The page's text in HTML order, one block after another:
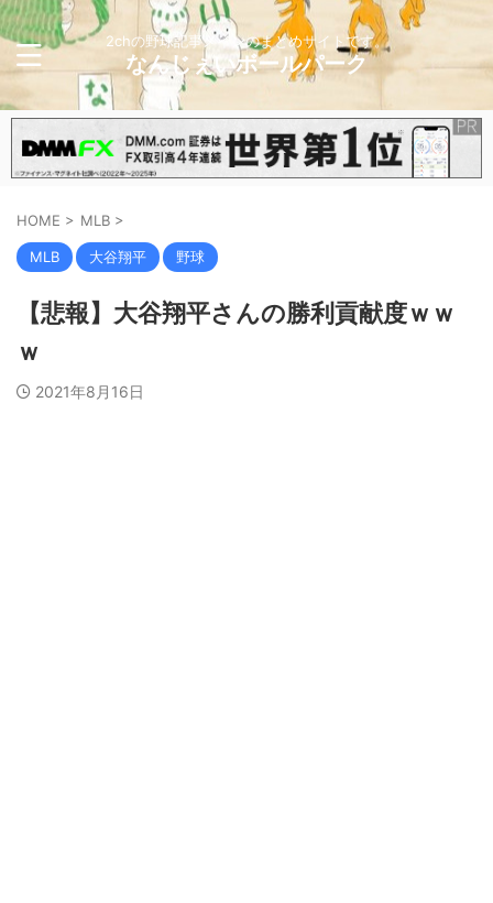
2chの野球記事メインのまとめサイトです。
なんじぇいボールパーク
HOME > MLB >
MLB 大谷翔平 野球
【悲報】大谷翔平さんの勝利貢献度ｗｗ
ｗ
2021年8月16日